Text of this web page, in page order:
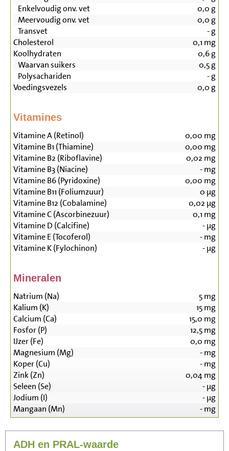
Enkelvoudig onv. vet
0,0 g
Meervoudig onv. vet
0,0 g
Transvet
-g
Cholesterol
0,1 mg
Koolhydraten
0,6g
Waarvan suikers
0,5g
Polysachariden
-g
Voedingsvezels
0,0 g
Vitamines
Vitamine A (Retinol) 0,00 mg
Vitamine B1 (Thiamine)
0,00 mg
Vitamine B2 (Riboflavine)
0,02 mg
Vitamine B3 (Niacine)
-mg
Vitamine B6 (Pyridoxine)
0,00 mg
Vitamine B11 (Foliumzuur)
0 µg
Vitamine B12 (Cobalamine)
0,02 µg
Vitamine C (Ascorbinezuur)
0,1 mg
Vitamine D (Calcifine)
-µg
Vitamine E (Tocoferol)
-mg
Vitamine K (Fylochinon)
-µg
Mineralen
Natrium (Na) 5mg
Kalium (K)
15mg
Calcium (Ca)
15,0 mg
Fosfor (P)
12,5mg
IJzer (Fe)
0,0 mg
Magnesium (Mg)
-mg
Koper (Cu)
-mg
Zink (Zn)
0,04mg
Seleen (Se)
-µg
Jodium (I)
-µg
Mangaan (Mn)
-mg
ADH en PRAL-waarde